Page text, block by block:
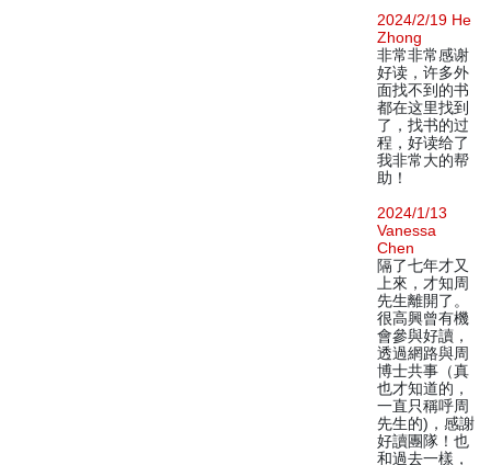
2024/2/19 He
Zhong
非常非常感谢
好读，许多外
面找不到的书
都在这里找到
了，找书的过
程，好读给了
我非常大的帮
助！
2024/1/13
Vanessa
Chen
隔了七年才又
上來，才知周
先生離開了。
很高興曾有機
會參與好讀，
透過網路與周
博士共事（真
也才知道的，
一直只稱呼周
先生的)，感謝
好讀團隊！也
和過去一樣，